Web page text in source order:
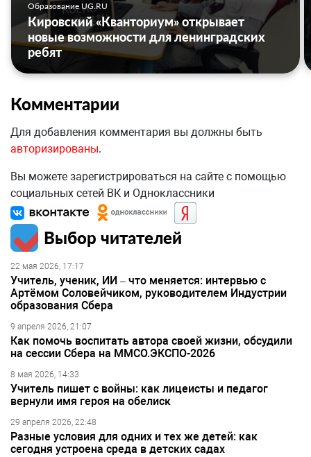
Образование UG.RU
Кировский «Кванториум» открывает
новые возможности для ленинградских
ребят
Комментарии
Для добавления комментария вы должны быть
авторизированы.
Вы можете зарегистрироваться на сайте с помощью
социальных сетей ВК и Одноклассники
Выбор читателей
22 мая 2026, 17:17
Учитель, ученик, ИИ – что меняется: интервью с
Артёмом Соловейчиком, руководителем Индустрии
образования Сбера
9 апреля 2026, 21:07
Как помочь воспитать автора своей жизни, обсудили
на сессии Сбера на ММСО.ЭКСПО-2026
8 мая 2026, 14:33
Учитель пишет с войны: как лицеисты и педагог
вернули имя героя на обелиск
29 апреля 2026, 22:48
Разные условия для одних и тех же детей: как
сегодня устроена среда в детских садах